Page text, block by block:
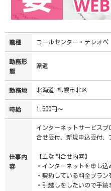
職種 コールセンター・テレオペ
勤務形
態
派遣
勤務地 北海道 札幌市北区
時給 1,500円～
仕事内
容
インターネットサービス
合せ受付、新規申込受付、
【主な問合せ内容】
・インターネットを申し込
・契約している料金プラン
・引越しをしたいので手続